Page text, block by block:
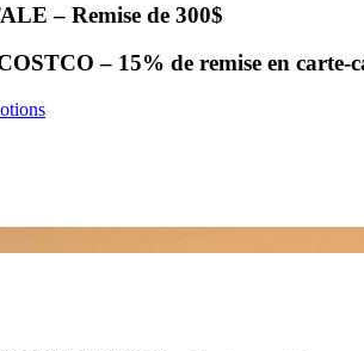
– Remise de 300$
– 15% de remise en carte-